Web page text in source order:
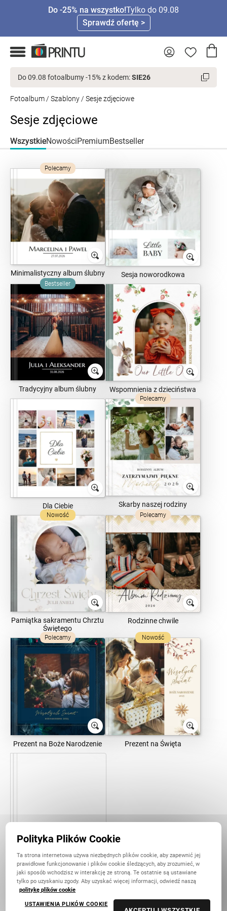
Do -25% na wszystko!Tylko do 09.08
Sprawdź ofertę >
Do 09.08 fotoalbumy -15% z kodem:SIE26
Fotoalbum / Szablony / Sesje zdjęciowe
Sesje zdjęciowe
WszystkieNowościPremiumBestseller
Polecamy
Minimalistyczny album ślubny Sesja noworodkowa
Bestseller
Tradycyjny album ślubny Wspomnienia z dzieciństwa
Dla Ciebie
Polecamy
Skarby naszej rodziny
Nowość
Pamiątka sakramentu Chrztu
Świętego
Polecamy
Rodzinne chwile
Polecamy
Prezent na Boże Narodzenie
Nowość
Prezent na Święta
Pusty projekt
Sesje zdjęciowe Zmień
Polityka Plików Cookie
Ta strona internetowa używa niezbędnych plików cookie, aby zapewnić jej
prawidłowe funkcjonowanie i plików cookie śledzących, aby zrozumieć, w
jaki sposób wchodzisz w interakcję ze stroną. Te ostatnie są ustawiane
tylko po uzyskaniu zgody. Aby uzyskać więcej informacji, odwiedź naszą
politykę plików cookie
USTAWIENIA PLIKÓW COOKIE